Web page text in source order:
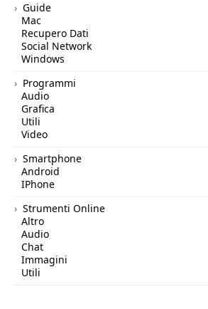
Guide
Mac
Recupero Dati
Social Network
Windows
Programmi
Audio
Grafica
Utili
Video
Smartphone
Android
IPhone
Strumenti Online
Altro
Audio
Chat
Immagini
Utili